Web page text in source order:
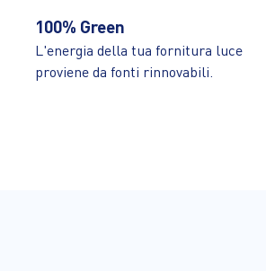
100% Green
L'energia della tua fornitura luce
proviene da fonti rinnovabili.